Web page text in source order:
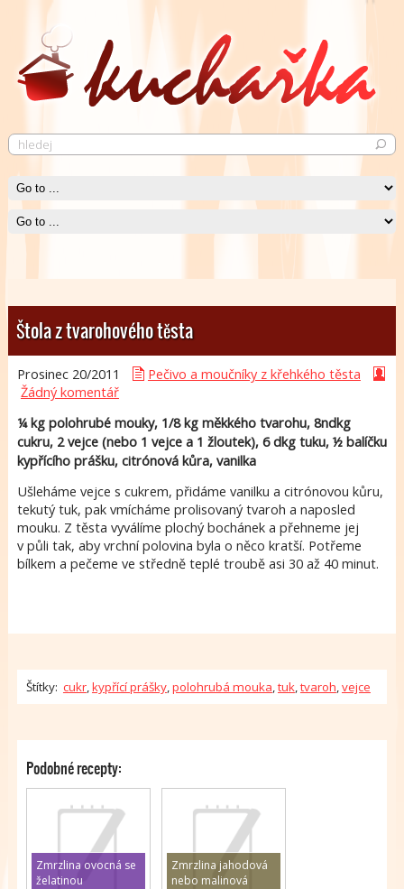
Pečené kuře
Krásně křupavé pečené kuře neurazí snád žádného jedlíka. Čti více
Štola z tvarohového těsta
Prosinec 20/2011
Pečivo a moučníky z křehkého těsta
Žádný komentář
¼ kg polohrubé mouky, 1/8 kg měkkého tvarohu, 8ndkg
cukru, 2 vejce (nebo 1 vejce a 1 žloutek), 6 dkg tuku, ½ balíčku
kypřícího prášku, citrónová kůra, vanilka
Ušleháme vejce s cukrem, přidáme vanilku a citrónovou kůru,
tekutý tuk, pak vmícháme prolisovaný tvaroh a naposled
mouku. Z těsta vyválíme plochý bochánek a přehneme jej
v půli tak, aby vrchní polovina byla o něco kratší. Potřeme
bílkem a pečeme ve středně teplé troubě asi 30 až 40 minut.
Štítky: cukr,kypřící prášky,polohrubá mouka,tuk,tvaroh,vejce
Podobné recepty:
Zmrzlina ovocná se
želatinou
Zmrzlina jahodová
nebo malinová